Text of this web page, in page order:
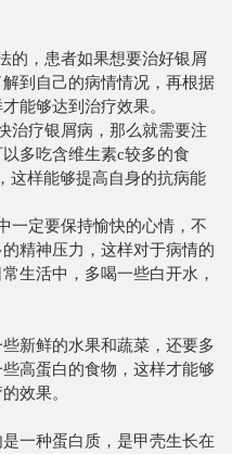
，患者如果想要治好银屑
到自己的病情情况，再根据
能够达到治疗效果。
疗银屑病，那么就需要注
多吃含维生素c较多的食
这样能够提高自身的抗病能
定要保持愉快的心情，不
精神压力，这样对于病情的
生活中，多喝一些白开水，
新鲜的水果和蔬菜，还要多
高蛋白的食物，这样才能够
效果。
一种蛋白质，是甲壳生长在